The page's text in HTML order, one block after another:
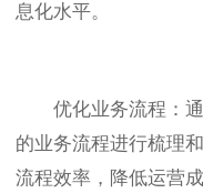
息化水平。
优化业务流程：通
的业务流程进行梳理
流程效率，降低运营成